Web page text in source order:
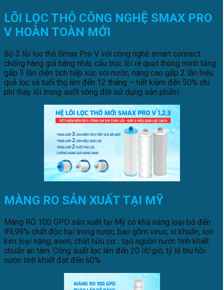
LÕI LỌC THÔ CÔNG NGHỆ SMAX PRO
V HOÀN TOÀN MỚI
Bộ 3 lõi lọc thô Smax Pro V với công nghệ smart connect
chống hàng giả hàng nhái, cấu trúc lõi rẻ quạt thông minh tăng
gấp 3 lần diện tích tiếp xúc với nước, nâng cao gấp 2 lần hiệu
quả lọc và tuổi thọ lên đến 12 tháng – tiết kiệm đến 50% chi
phí thay lõi trong suốt vòng đời sử dụng sản phẩm.
MÀNG RO SẢN XUẤT TẠI MỸ
Màng RO 100 GPD sản xuất tại Mỹ có khả năng loại bỏ đến
99,99% chất độc hại trong nước, bao gồm virus, vi khuẩn, ion
kim loại nặng, asen, chất hữu cơ… tạo nguồn nước tinh khiết
chuẩn an tâm. Công suất lọc lên đến 20 lít/giờ, tỷ lệ thu hồi
nước tinh khiết đạt đến 60%.